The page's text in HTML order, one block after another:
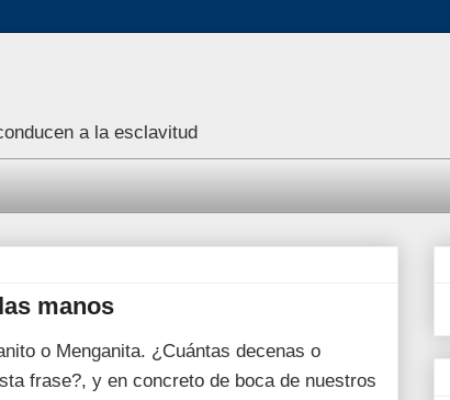
a la esclavitud
manos
o Menganita. ¿Cuántas decenas o
frase?, y en concreto de boca de nuestros